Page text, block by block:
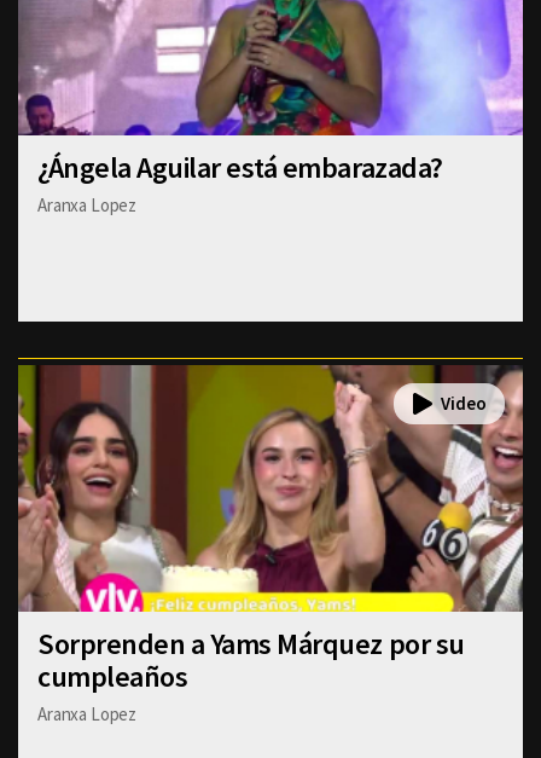
¿Ángela Aguilar está embarazada?
Aranxa Lopez
Sorprenden a Yams Márquez por su
cumpleaños
Aranxa Lopez